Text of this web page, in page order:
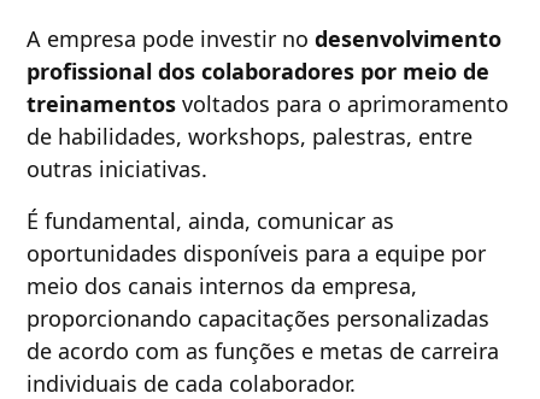
A empresa pode investir nodesenvolvimento
profissional dos colaboradores por meio de
treinamentos voltados para o aprimoramento
de habilidades, workshops, palestras, entre
outras iniciativas.
É fundamental, ainda, comunicar as
oportunidades disponíveis para a equipe por
meio dos canais internos da empresa,
proporcionando capacitações personalizadas
de acordo com as funções e metas de carreira
individuais de cada colaborador.